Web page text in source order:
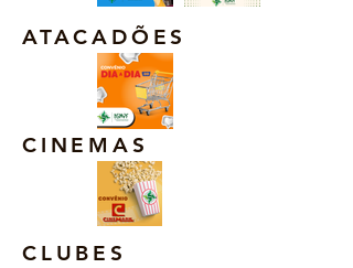
ATACADÕES
CINEMAS
CLUBES